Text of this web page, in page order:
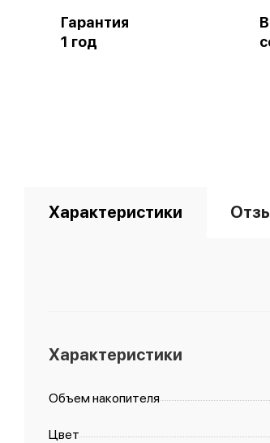
Гарантия
1 год
Характеристики
Характеристики
Объем накопителя
Цвет